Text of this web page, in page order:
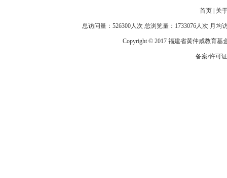
首页 关
总访问量：526300人次 总浏览量：1733076人次 月
Copyright © 2017 福建省黄仲咸教育基
备案/许可